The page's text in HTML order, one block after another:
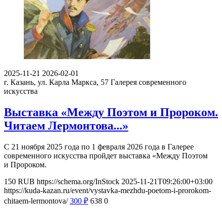
2025-11-21 2026-02-01
г. Казань, ул. Карла Маркса, 57 Галерея современного
искусства
Выставка «Между Поэтом и Пророком.
Читаем Лермонтова...»
С 21 ноября 2025 года по 1 февраля 2026 года в Галерее
современного искусства пройдет выставка «Между Поэтом
и Пророком.
150 RUB https://schema.org/InStock 2025-11-21T09:26:00+03:00
https://kuda-kazan.ru/event/vystavka-mezhdu-poetom-i-prorokom-
chitaem-lermontova/ 300 ₽ 638 0